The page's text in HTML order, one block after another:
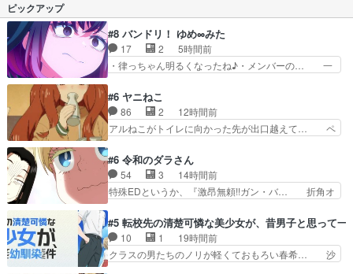
ピックアップ
#8 バンドリ！ ゆめ∞みた
17 2
5時間前
・律っちゃん明るくなったね♪・メンバーの… 一
はあなたが嫌いなんです」「バンドやめ… 何が起
きているのか！？次週、みゅーたいぷ… ビオラ
様、律ちゃんを奪うのではなく敢えて… 助けたい
気持ちはあるでも、それだけじゃど… あられ等の
イベント発生かなっと思ったけ… ようやくバンド
の中での深い対話やそこから… ああいうのまとめ
動画って言うんですか？あ…
#6 ヤニねこ
86 2
12時間前
アルねこがトイレに向かった先が出口越えて… ペ
健康でいられると信じて欲に塗れた獣人… ♥︎⁡ꔛア
ルにゃん。みたら、描きたくなっ… 最近雰囲気変
わってきたな…江ノ島を聖地巡… アルねこは金持
ちなん？つーかお嬢様が多い… 虫だらけの汚部屋
視聴しました。視聴… モジャンボみたいになって
ますよヤクちゃん… 1合を直で飲むのヤバいし、
酔ってそのまま…
#6 令和のダラさん
54 3
14時間前
特殊EDというか、『激昂無頼!!ガン・バ… 折角オ
理想のご近所さん♡こんな姿でビ… 足らん、足ら
んぞぉぉぉ!!!特に透過光と… 超常の存在を信じる
日向と友隆の出会いが夏… ダラさんの6本の腕っ
てそういうことだった… もしかしてもしかしてが
#5 転校先の清楚可憐な美少女が、昔男子と思って一
10 1
19時間前
クラスの男たちのノリが軽くておもろい春希… 沙